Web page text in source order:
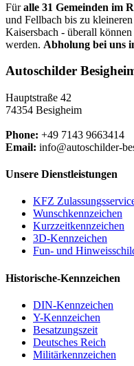
Füralle 31 Gemeinden im
und Fellbach bis zu
Kaisersbach - überall
werden. Abholung bei uns
Autoschilder
Hauptstraße 42
74354 Besigheim
Phone: +49 7143 9663414
Email: info@autoschilder-
Unsere Dienstleistungen
KFZ
Wunschkennzeichen
Kurzzeitkennzeichen
3D-Kennzeichen
Fun- und
Historische-Kennzeichen
DIN-Kennzeichen
Y-Kennzeichen
Besatzungszeit
Deutsches Reich
Militärkennzeichen